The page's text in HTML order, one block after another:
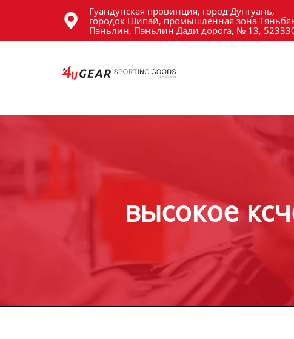

Гуандунская провинция, город Дунгуань,
городок Шипай, промышленная зона
Пэньлин, Пэньлин Дади дорога, № 13,
высокое